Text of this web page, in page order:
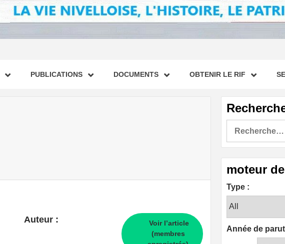
PUBLICATIONS DOCUMENTS OBTENIR LE RIF
Auteur :
Voir l’article
(membres
moteur
Type :
Année de